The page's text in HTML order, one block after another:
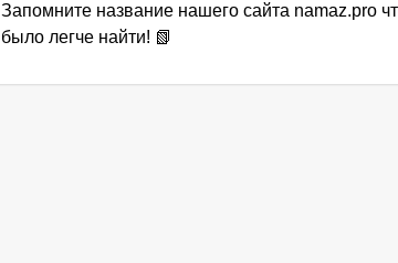
Запомните название нашего сайта namaz.pro
было легче найти! 📗